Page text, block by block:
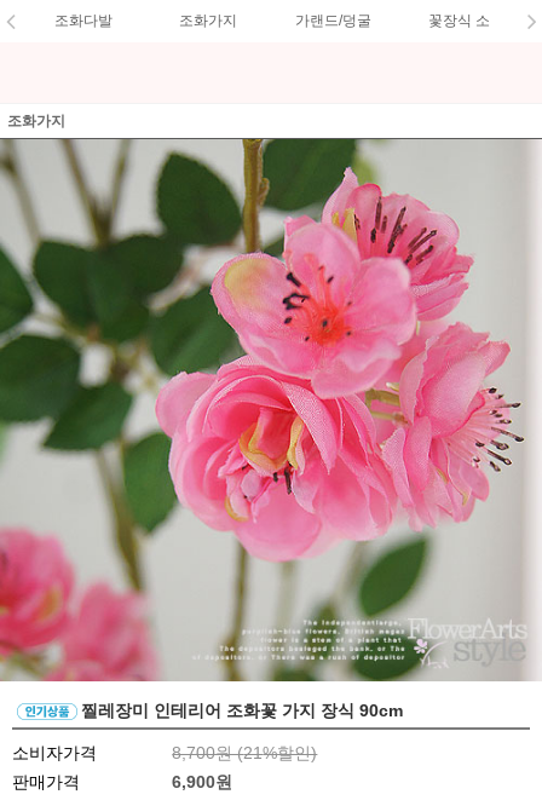
조화다발 조화가지 가랜드/덩굴 꽃장식 소
조화가지
찔레장미 인테리어 조화꽃 가지 장식 90cm
소비자가격 8,700원 (21%할인)
판매가격
6,900원